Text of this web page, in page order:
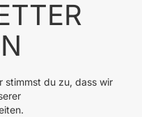
stimmst du zu, dass wir